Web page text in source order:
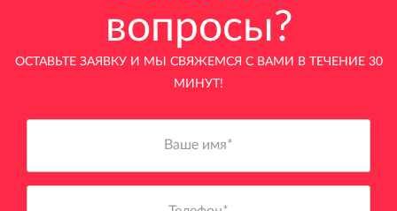
вопросы?
ОСТАВЬТЕ ЗАЯВКУ И МЫ СВЯЖЕМСЯ С ВАМИ В ТЕЧЕНИЕ 30
МИНУТ!